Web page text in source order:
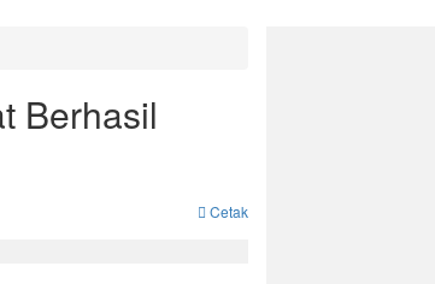
Berhasil
Cetak